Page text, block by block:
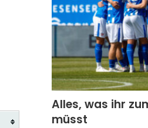
Alles, was ihr
müsst